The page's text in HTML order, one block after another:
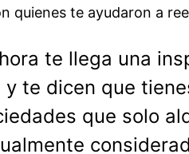
quienes te ayudaron a
te llega una
y te dicen que
que solo